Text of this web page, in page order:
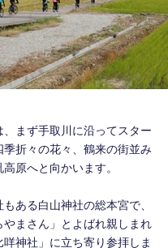
まず手取川に沿ってスター
季折々の花々、鶴来の街並み
原へと向かいます。
ある白山神社の総本宮で、
まさん」とよばれ親しまれ
神社」に立ち寄り参拝しま